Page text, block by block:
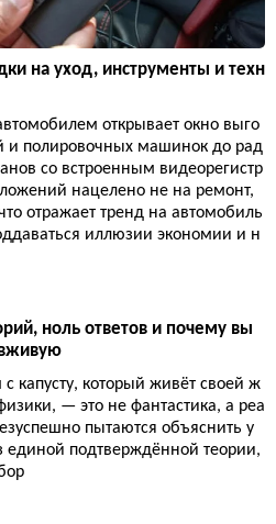
на уход, инструменты и техн
открывает окно выго
и полировочных машинок до рад
со встроенным видеорегистр
нацелено не на ремонт,
отражает тренд на автомобиль
иллюзии экономии и н
ноль ответов и почему вы
капусту, который живёт своей ж
— это не фантастика, а реа
пытаются объяснить у
единой подтверждённой теории,